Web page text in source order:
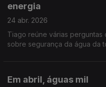
energia
24 abr. 2026
Tiago reúne várias perguntas
sobre segurança da água da
Em abril, águas mil